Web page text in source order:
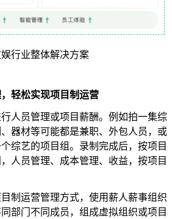
行业整体解决方案
轻松实现项目制运营
人员管理或项目薪酬。例如拍一集综
器材等可能都是兼职、外包人员，或
综艺的项目组。录制完成后，按项目
人员管理、成本管理、收益，按项目
制运营管理方式，使用薪人薪事组织
部门不同成员，组成虚拟组织或项目